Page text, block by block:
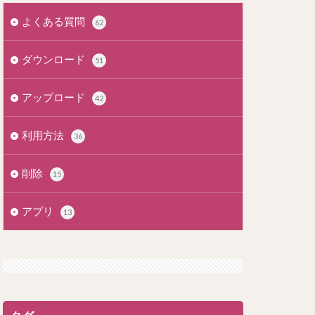
よくある質問 62
ダウンロード 51
アップロード 42
利用方法 36
削除 15
アプリ 13